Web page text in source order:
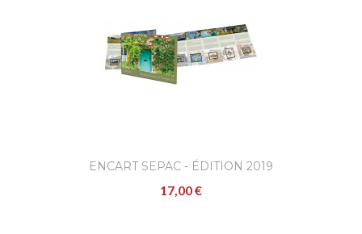
ENCART SEPAC - ÉDITION 2019
17,00 €